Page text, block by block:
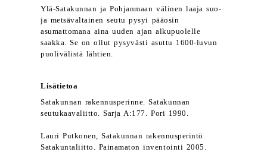
Ylä-Satakunnan ja Pohjanmaan välinen laaja suo-
ja metsävaltainen seutu pysyi pääosin
asumattomana aina uuden ajan alkupuolelle
saakka. Se on ollut pysyvästi asuttu 1600-luvun
puolivälistä lähtien.
Lisätietoa
Satakunnan rakennusperinne. Satakunnan
seutukaavaliitto. Sarja A:177. Pori 1990.
Lauri Putkonen, Satakunnan rakennusperintö.
Satakuntaliitto. Painamaton inventointi 2005.